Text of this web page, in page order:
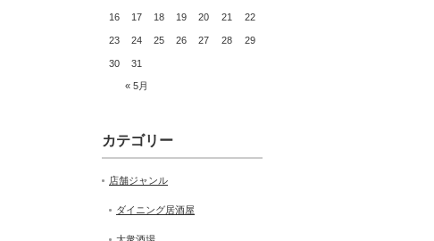
« 5月
16 17 18 19 20 21 22
23 24 25 26 27 28 29
30 31
カテゴリー
店舗ジャンル
ダイニング居酒屋